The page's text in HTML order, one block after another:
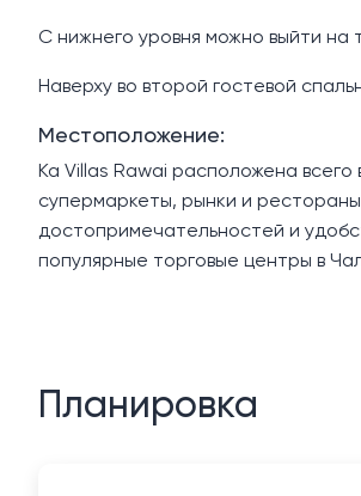
С нижнего уровня можно выйти на
Наверху во второй гостевой
Местоположение:
Ka Villas Rawai расположена
супермаркеты, рынки и
достопримечательностей и
популярные торговые центры в
Планировка